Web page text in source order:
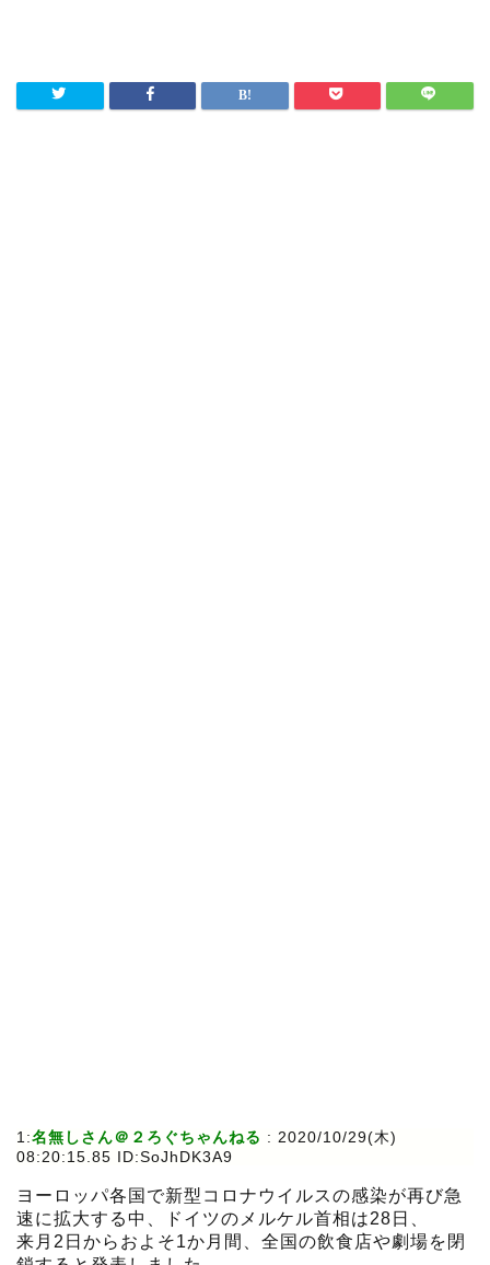
1:名無しさん＠２ろぐちゃんねる : 2020/10/29(木)
08:20:15.85 ID:SoJhDK3A9
ヨーロッパ各国で新型コロナウイルスの感染が再び急
速に拡大する中、ドイツのメルケル首相は28日、
来月2日からおよそ1か月間、全国の飲食店や劇場を閉